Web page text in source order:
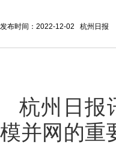
发布时间：2022-12-02 杭州日报
杭州日报
模并网的重